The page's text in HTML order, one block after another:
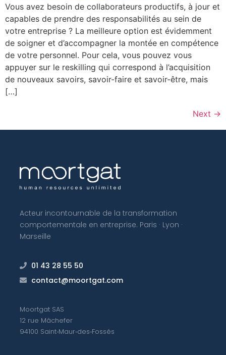
Vous avez besoin de collaborateurs productifs, à jour et
capables de prendre des responsabilités au sein de
votre entreprise ? La meilleure option est évidemment
de soigner et d’accompagner la montée en compétence
de votre personnel. Pour cela, vous pouvez vous
appuyer sur le reskilling qui correspond à l’acquisition
de nouveaux savoirs, savoir-faire et savoir-être, mais
[…]
Next →
Acteur incontournable de la transformation
comportementale en entreprise. Paris · Lyon ·
Marseille
01 43 28 55 50
contact@moortgat.com
Moortgat SAS
12 rue Mâchefer
94100 Saint‑Maur‑des‑Fossés